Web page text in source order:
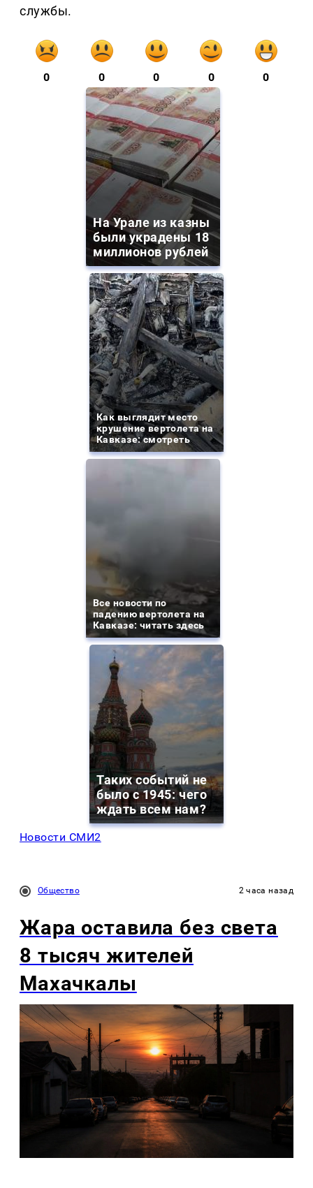
службы.
0 0 0 0 0
На Урале из казны
были украдены 18
миллионов рублей
Как выглядит место
крушение вертолета на
Кавказе: смотреть
Все новости по
падению вертолета на
Кавказе: читать здесь
Таких событий не
было с 1945: чего
ждать всем нам?
Новости СМИ2
Общество 2 часа назад
Жара оставила без света
8 тысяч жителей
Махачкалы